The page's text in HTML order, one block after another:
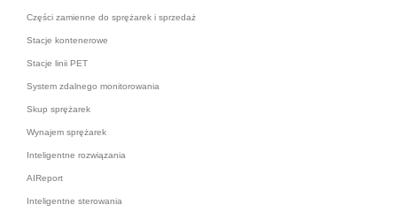
Części zamienne do sprężarek i sprzedaż
Stacje kontenerowe
Stacje linii PET
System zdalnego monitorowania
Skup sprężarek
Wynajem sprężarek
Inteligentne rozwiązania
AIReport
Inteligentne sterowania